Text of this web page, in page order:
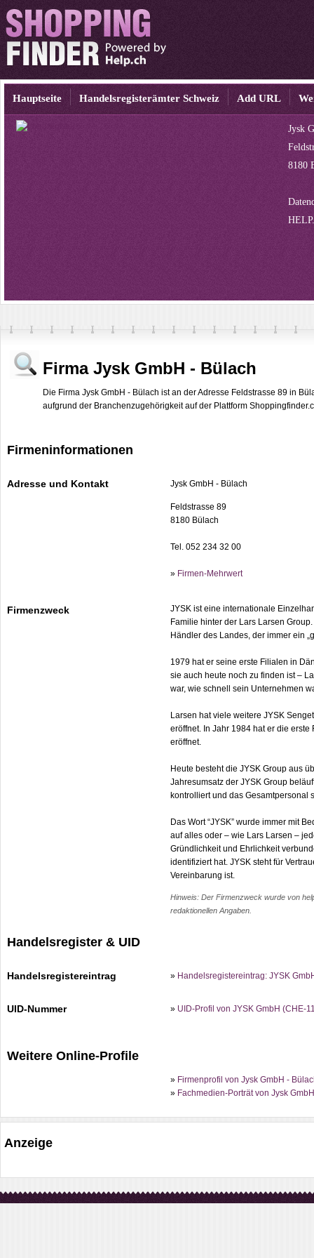
Hauptseite Handelsregisterämter Schweiz Add URL
Jysk
8180
Firma Jysk GmbH - Bülach
Die Firma Jysk GmbH - Bülach ist an der Adresse Feldstrasse 89 in
aufgrund der Branchenzugehörigkeit auf der Plattform
Firmeninformationen
Adresse und Kontakt Jysk GmbH - Bülach
Feldstrasse 89
8180 Bülach
Tel. 052 234 32 00
» Firmen-Mehrwert
Firmenzweck
JYSK ist eine internationale
Familie hinter der Lars Larsen
Händler des Landes, der immer ein
1979 hat er seine erste Filialen in
sie auch heute noch zu finden ist –
war, wie schnell sein Unternehmen
Larsen hat viele weitere JYSK
eröffnet. In Jahr 1984 hat er die
eröffnet.
Heute besteht die JYSK Group aus
Jahresumsatz der JYSK Group
kontrolliert und das Gesamtpersonal
Das Wort “JYSK” wurde immer mit
auf alles oder – wie Lars Larsen –
Gründlichkeit und Ehrlichkeit
identifiziert hat. JYSK steht für
Vereinbarung ist.
Hinweis: Der Firmenzweck wurde von
redaktionellen Angaben.
Handelsregister & UID
Handelsregistereintrag » Handelsregistereintrag: JYSK
UID-Nummer » UID-Profil von JYSK GmbH (CHE-
Weitere Online-Profile
» Firmenprofil von Jysk GmbH -
» Fachmedien-Porträt von Jysk
Anzeige